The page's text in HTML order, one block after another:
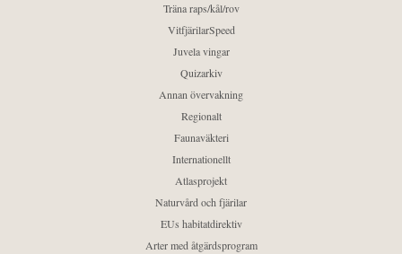
Träna raps/kål/rov
VitfjärilarSpeed
Juvela vingar
Quizarkiv
Annan övervakning
Regionalt
Faunaväkteri
Internationellt
Atlasprojekt
Naturvård och fjärilar
EUs habitatdirektiv
Arter med åtgärdsprogram